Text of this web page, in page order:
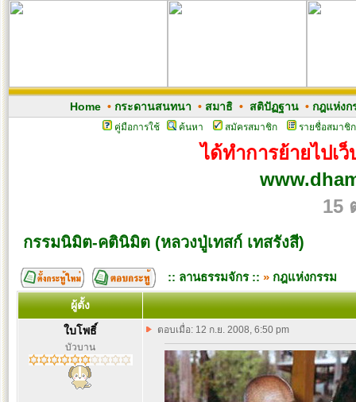
Home• กระดานสนทนา • สมาธิ• สติปัฏฐาน• กฎแห่งก
คู่มือการใช้ ค้นหา สมัครสมาชิก รายชื่อสมาชิก
ได้ทำการย้ายไปเ
15
กรรมนิมิต-คตินิมิต (หลวงปู่เทสก์ เทสรังสี)
:: ลานธรรมจักร :: » กฎแห่งกรรม
ผู้ตั้ง
ใบโพธิ์
บัวบาน
ตอบเมื่อ: 12 ก.ย. 2008, 6:50 pm